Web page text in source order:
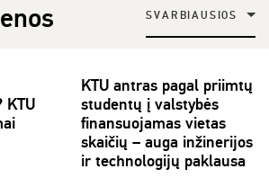
SVARBIAUSIOS
KTU
KTU antras pagal priimtų
studentų į valstybės
finansuojamas vietas
skaičių – auga inžinerijos
ir technologijų paklausa